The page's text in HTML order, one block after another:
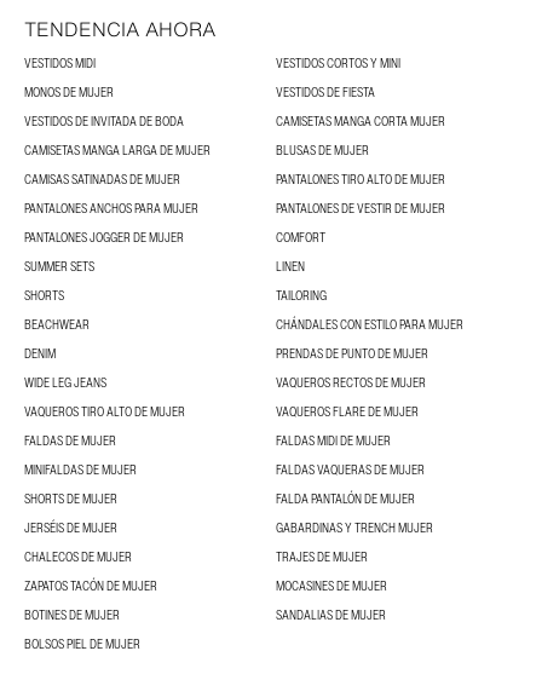
TENDENCIA AHORA
VESTIDOS MIDI
VESTIDOS CORTOS Y MINI
MONOS DE MUJER
VESTIDOS DE FIESTA
VESTIDOS DE INVITADA DE BODA
CAMISETAS MANGA CORTA MUJER
CAMISETAS MANGA LARGA DE MUJER
BLUSAS DE MUJER
CAMISAS SATINADAS DE MUJER
PANTALONES TIRO ALTO DE MUJER
PANTALONES ANCHOS PARA MUJER
PANTALONES DE VESTIR DE MUJER
PANTALONES JOGGER DE MUJER
COMFORT
SUMMER SETS
LINEN
SHORTS
TAILORING
BEACHWEAR
CHÁNDALES CON ESTILO PARA MUJER
DENIM
PRENDAS DE PUNTO DE MUJER
WIDE LEG JEANS
VAQUEROS RECTOS DE MUJER
VAQUEROS TIRO ALTO DE MUJER
VAQUEROS FLARE DE MUJER
FALDAS DE MUJER
FALDAS MIDI DE MUJER
MINIFALDAS DE MUJER
FALDAS VAQUERAS DE MUJER
SHORTS DE MUJER
FALDA PANTALÓN DE MUJER
JERSÉIS DE MUJER
GABARDINAS Y TRENCH MUJER
CHALECOS DE MUJER
TRAJES DE MUJER
ZAPATOS TACÓN DE MUJER
MOCASINES DE MUJER
BOTINES DE MUJER
SANDALIAS DE MUJER
BOLSOS PIEL DE MUJER